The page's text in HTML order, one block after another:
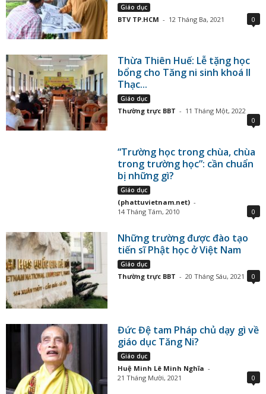
Giáo dục
BTV TP.HCM - 12 Tháng Ba, 2021 0
Thừa Thiên Huế: Lễ tặng học
bổng cho Tăng ni sinh khoá II
Thạc...
Giáo dục
Thường trực BBT - 11 Tháng Một, 2022
0
“Trường học trong chùa, chùa
trong trường học”: cần chuẩn
bị những gì?
Giáo dục
(phattuvietnam.net) -
14 Tháng Tám, 2010
0
Những trường được đào tạo
tiến sĩ Phật học ở Việt Nam
Giáo dục
Thường trực BBT - 20 Tháng Sáu, 2021 0
Đức Đệ tam Pháp chủ dạy gì về
giáo dục Tăng Ni?
Giáo dục
Huệ Minh Lê Minh Nghĩa -
21 Tháng Mười, 2021
0